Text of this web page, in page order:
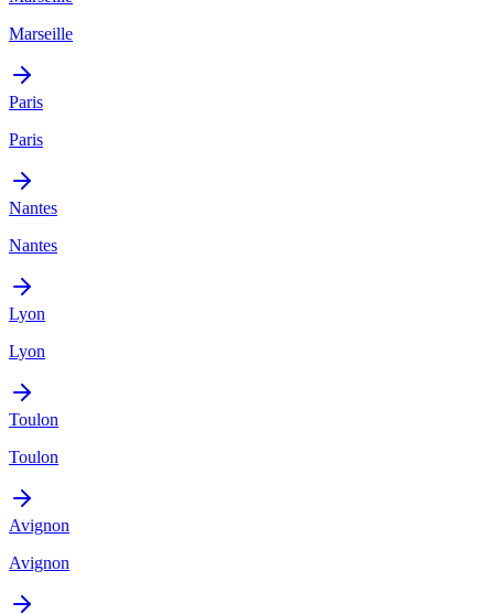
Marseille
Paris
Paris
Nantes
Nantes
Lyon
Lyon
Toulon
Toulon
Avignon
Avignon